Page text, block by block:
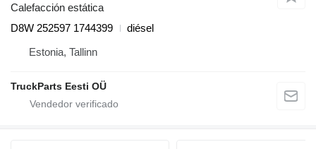
Calefacción estática
D8W 252597 1744399
diésel
Estonia, Tallinn
TruckParts Eesti OÜ